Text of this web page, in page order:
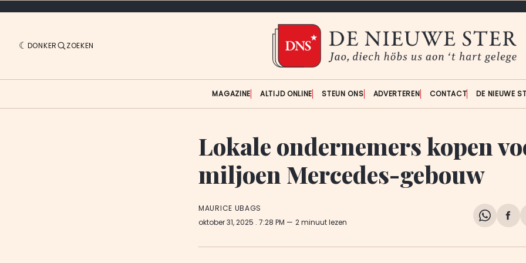
DONKER ZOEKEN
MAGAZINE ALTIJD ONLINE STEUN ONS ADVERTEREN CONTACT DE NIEUWE
Lokale ondernemers kopen
miljoen Mercedes-gebouw
MAURICE UBAGS
oktober 31, 2025 . 7:28 PM 2 minuut lezen
Share